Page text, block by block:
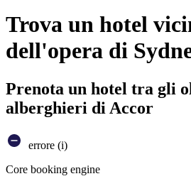
Trova un hotel
dell'opera di
Prenota un hotel tra gli
alberghieri di Accor
errore (i)
Core booking engine